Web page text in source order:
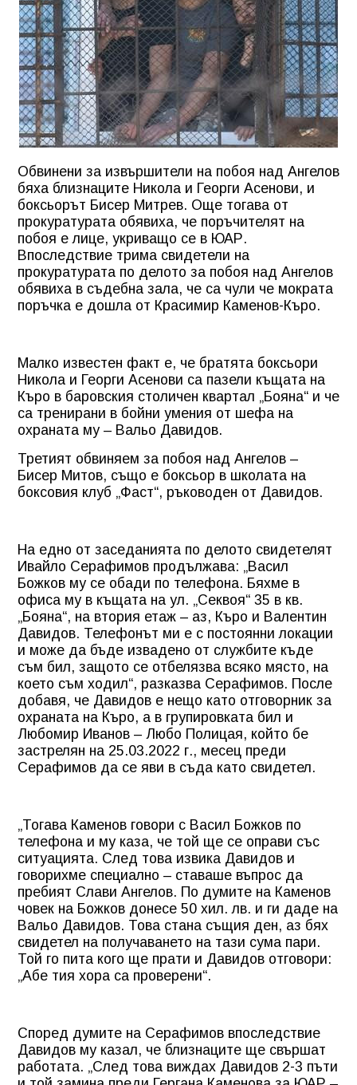
Обвинени за извършители на побоя над Ангелов
бяха близнаците Никола и Георги Асенови, и
боксьорът Бисер Митрев. Още тогава от
прокуратурата обявиха, че поръчителят на
побоя е лице, укриващо се в ЮАР.
Впоследствие трима свидетели на
прокуратурата по делото за побоя над Ангелов
обявиха в съдебна зала, че са чули че мократа
поръчка е дошла от Красимир Каменов-Къро.
Малко известен факт е, че братята боксьори
Никола и Георги Асенови са пазели къщата на
Къро в баровския столичен квартал „Бояна“ и че
са тренирани в бойни умения от шефа на
охраната му – Вальо Давидов.
Третият обвиняем за побоя над Ангелов –
Бисер Митов, също е боксьор в школата на
боксовия клуб „Фаст“, ръководен от Давидов.
На едно от заседанията по делото свидетелят
Ивайло Серафимов продължава: „Васил
Божков му се обади по телефона. Бяхме в
офиса му в къщата на ул. „Секвоя“ 35 в кв.
„Бояна“, на втория етаж – аз, Къро и Валентин
Давидов. Телефонът ми е с постоянни локации
и може да бъде извадено от службите къде
съм бил, защото се отбелязва всяко място, на
което съм ходил“, разказва Серафимов. После
добавя, че Давидов е нещо като отговорник за
охраната на Къро, а в групировката бил и
Любомир Иванов – Любо Полицая, който бе
застрелян на 25.03.2022 г., месец преди
Серафимов да се яви в съда като свидетел.
„Тогава Каменов говори с Васил Божков по
телефона и му каза, че той ще се оправи със
ситуацията. След това извика Давидов и
говорихме специално – ставаше въпрос да
пребият Слави Ангелов. По думите на Каменов
човек на Божков донесе 50 хил. лв. и ги даде на
Вальо Давидов. Това стана същия ден, аз бях
свидетел на получаването на тази сума пари.
Той го пита кого ще прати и Давидов отговори:
„Абе тия хора са проверени“.
Според думите на Серафимов впоследствие
Давидов му казал, че близнаците ще свършат
работата. „След това виждах Давидов 2-3 пъти